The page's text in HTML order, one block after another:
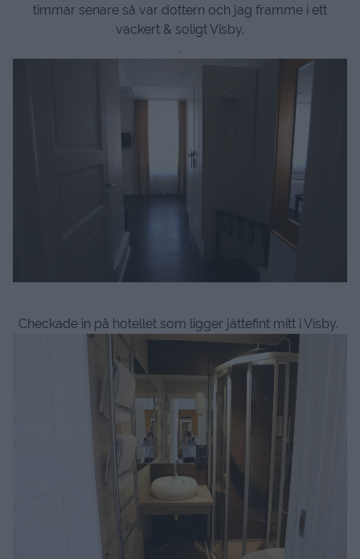
timmar senare så var dottern och jag framme i ett
vackert & soligt Visby.
.
Checkade in på hotellet som ligger jättefint mitt i Visby.